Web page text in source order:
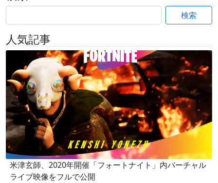
検索
人気記事
米津玄師、2020年開催「フォートナイト」内バーチャル
ライブ映像をフルで公開